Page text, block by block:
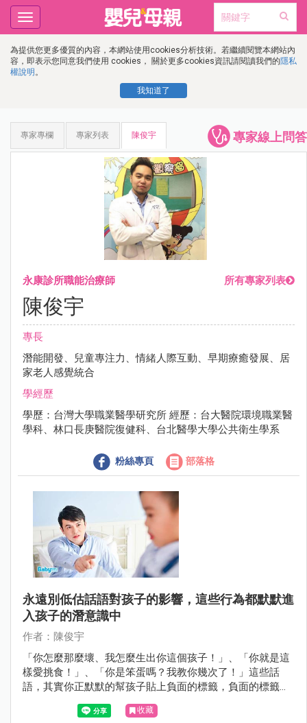
為提供您更多優質的內容，本網站使用cookies分析技術。若繼續閱覽本網站內
容，即表示您同意我們使用 cookies， 關於更多cookies資訊請閱讀我們的隱私
權說明 。
我知道了
Toggle
navigation
專家線上問答
專家專欄 專家列表 陳俊宇
永康診所職能治療師 所有專家列表
陳俊宇
專長
潛能開發、兒童專注力、情緒人際互動、早期療癒發展、居
家老人感覺統合
學經歷
學歷：台灣大學職業醫學研究所 經歷：台大醫院環境職業醫
學科、林口長庚醫院復健科、台北醫學大學公共衛生學系
粉絲專頁 部落格
永遠別低估話語對孩子的影響，這些行為都默默進
入孩子的潛意識中
作者：陳俊宇
「你怎麼那麼壞、我怎麼生出你這個孩子！」、「你就是這
樣愛挑食！」、「你是笨蛋嗎？我教你幾次了！」這些話
語，其實你正默默的幫孩子貼上負面的標籤，負面的標籤不
只影響孩子的情緒更影響孩子的行為，孩子可能因為這些話
語被禁錮在這樣的角色，而往負面的方向成長。
收藏